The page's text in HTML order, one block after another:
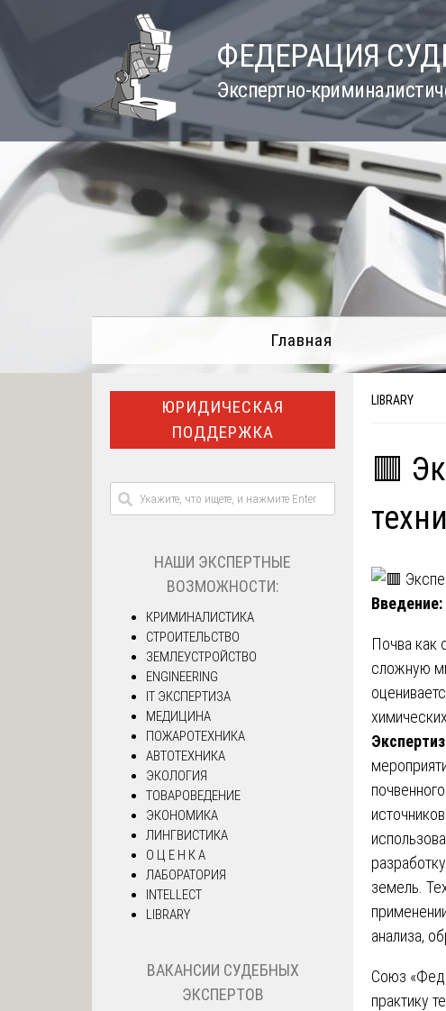
content
ФЕДЕРАЦИЯ
Экспертно-
Главная
LIBRARY
🟥
Почва как
сложную
земель.
анализа,
Союз
практику
ЮРИДИЧЕСКАЯ
ПОДДЕРЖКА
НАШИ ЭКСПЕРТНЫЕ
ВОЗМОЖНОСТИ:
КРИМИНАЛИСТИКА
СТРОИТЕЛЬСТВО
ЗЕМЛЕУСТРОЙСТВО
ENGINEERING
IT ЭКСПЕРТИЗА
МЕДИЦИНА
ПОЖАРОТЕХНИКА
АВТОТЕХНИКА
ЭКОЛОГИЯ
ТОВАРОВЕДЕНИЕ
ЭКОНОМИКА
ЛИНГВИСТИКА
О Ц Е Н К А
ЛАБОРАТОРИЯ
INTELLECT
LIBRARY
ВАКАНСИИ СУДЕБНЫХ
ЭКСПЕРТОВ